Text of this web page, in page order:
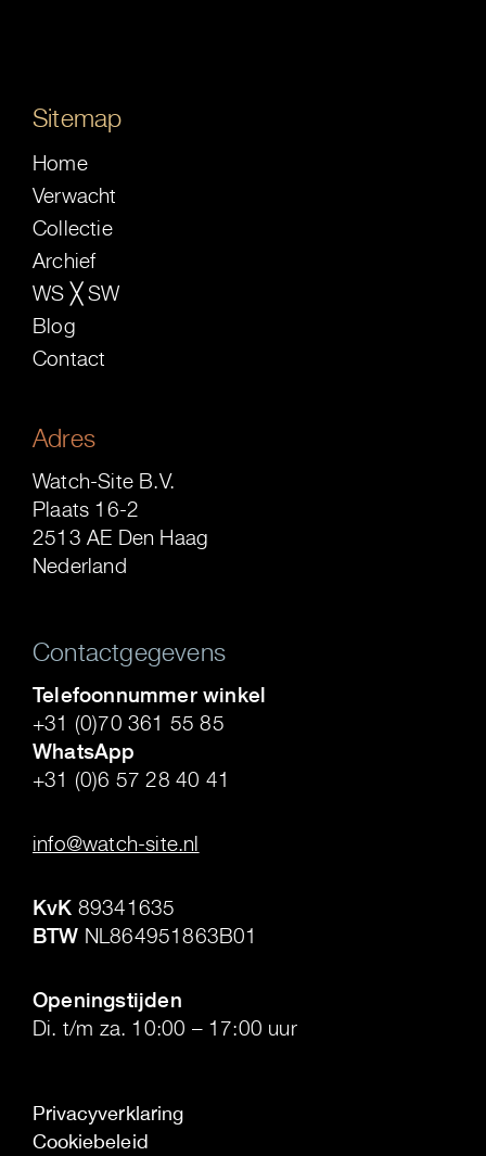
Sitemap
Home
Verwacht
Collectie
Archief
WS ╳ SW
Blog
Contact
Adres
Watch-Site B.V.
Plaats 16-2
2513 AE Den Haag
Nederland
Contactgegevens
Telefoonnummer winkel
+31 (0)70 361 55 85
WhatsApp
+31 (0)6 57 28 40 41
info@watch-site.nl
KvK 89341635
BTW NL864951863B01
Openingstijden
Di. t/m za. 10:00 – 17:00 uur
Privacyverklaring
Cookiebeleid